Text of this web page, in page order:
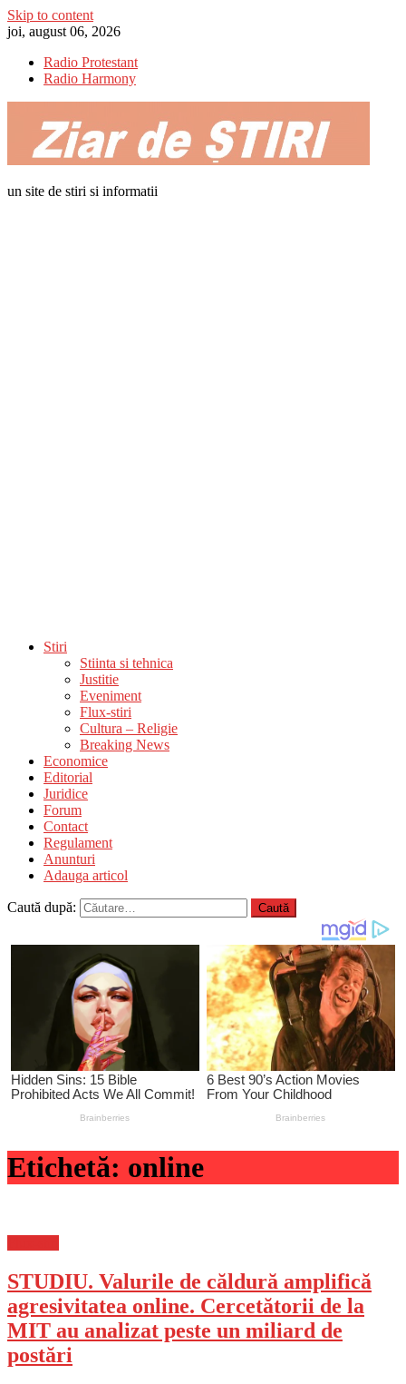
Skip to content
joi, august 06, 2026
Radio Protestant
Radio Harmony
un site de stiri si informatii
Stiri
Stiinta si tehnica
Justitie
Eveniment
Flux-stiri
Cultura – Religie
Breaking News
Economice
Editorial
Juridice
Forum
Contact
Regulament
Anunturi
Adauga articol
Caută după:
Etichetă: online
STUDIU. Valurile de căldură amplifică
agresivitatea online. Cercetătorii de la
MIT au analizat peste un miliard de
postări